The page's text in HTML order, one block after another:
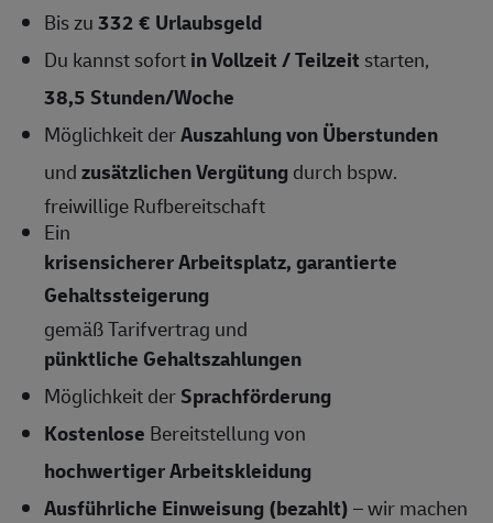
Bis zu332 € Urlaubsgeld
Du kannst sofortin Vollzeit / Teilzeit starten,
38,5Stunden/Woche
Möglichkeit derAuszahlung von Überstunden
undzusätzlichen Vergütungdurch bspw.
freiwillige Rufbereitschaft
Ein
krisensicherer Arbeitsplatz, garantierte
Gehaltssteigerung
gemäß Tarifvertrag und
pünktliche Gehaltszahlungen
Möglichkeit derSprachförderung
Kostenlose Bereitstellung von
hochwertiger Arbeitskleidung
Ausführliche Einweisung (bezahlt)– wir machen